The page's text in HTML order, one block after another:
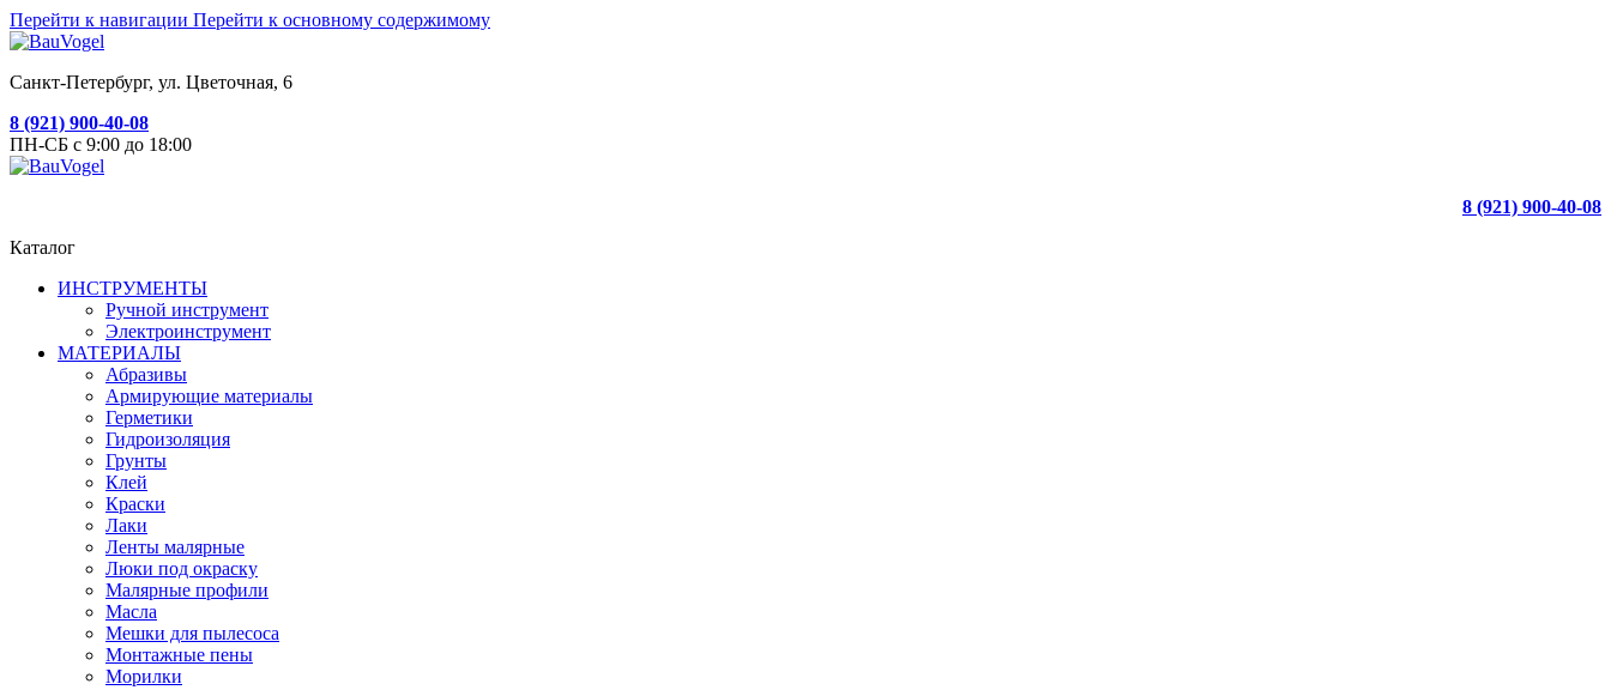
Перейти к навигации Перейти к основному содержимому
Санкт-Петербург, ул. Цветочная, 6
8 (921) 900-40-08
ПН-СБ с 9:00 до 18:00
8 (921) 900-40-08
Каталог
ИНСТРУМЕНТЫ
Ручной инструмент
Электроинструмент
МАТЕРИАЛЫ
Абразивы
Армирующие материалы
Герметики
Гидроизоляция
Грунты
Клей
Краски
Лаки
Ленты малярные
Люки под окраску
Малярные профили
Масла
Мешки для пылесоса
Монтажные пены
Морилки